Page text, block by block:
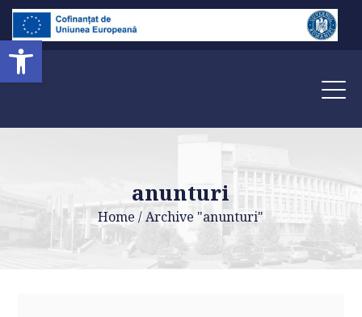
Deschide bara de unelte
anunturi
Home /Archive "anunturi"